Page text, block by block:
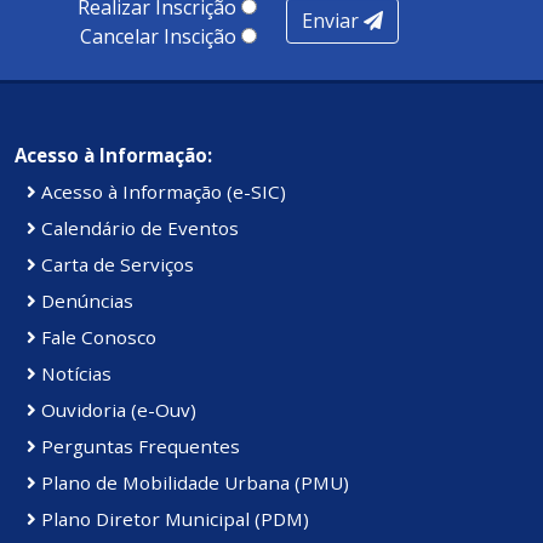
Kennedy.Realizar Inscrição
Cancelar Inscição
Enviar
Acesso à Informação:
Acesso à Informação (e-SIC)
Calendário de Eventos
Carta de Serviços
Denúncias
Fale Conosco
Notícias
Ouvidoria (e-Ouv)
Perguntas Frequentes
Plano de Mobilidade Urbana (PMU)
Plano Diretor Municipal (PDM)